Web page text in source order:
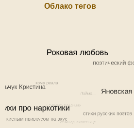
Облако тегов